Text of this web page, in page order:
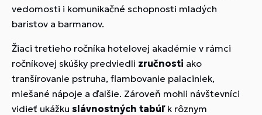
vedomosti i komunikačné schopnosti mladých
baristov a barmanov.
Žiaci tretieho ročníka hotelovej akadémie v rámci
ročníkovej skúšky predviedli zručnosti ako
tranšírovanie pstruha, flambovanie palaciniek,
miešané nápoje a ďalšie. Zároveň mohli návštevníci
vidieť ukážku slávnostných tabúľk rôznym